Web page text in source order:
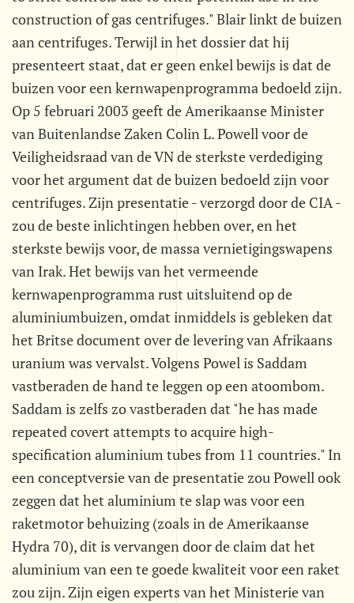
construction of gas centrifuges." Blair linkt de buizen
aan centrifuges. Terwijl in het dossier dat hij
presenteert staat, dat er geen enkel bewijs is dat de
buizen voor een kernwapenprogramma bedoeld zijn.
Op 5 februari 2003 geeft de Amerikaanse Minister
van Buitenlandse Zaken Colin L. Powell voor de
Veiligheidsraad van de VN de sterkste verdediging
voor het argument dat de buizen bedoeld zijn voor
centrifuges. Zijn presentatie - verzorgd door de CIA -
zou de beste inlichtingen hebben over, en het
sterkste bewijs voor, de massa vernietigingswapens
van Irak. Het bewijs van het vermeende
kernwapenprogramma rust uitsluitend op de
aluminiumbuizen, omdat inmiddels is gebleken dat
het Britse document over de levering van Afrikaans
uranium was vervalst. Volgens Powel is Saddam
vastberaden de hand te leggen op een atoombom.
Saddam is zelfs zo vastberaden dat "he has made
repeated covert attempts to acquire high-
specification aluminium tubes from 11 countries." In
een conceptversie van de presentatie zou Powell ook
zeggen dat het aluminium te slap was voor een
raketmotor behuizing (zoals in de Amerikaanse
Hydra 70), dit is vervangen door de claim dat het
aluminium van een te goede kwaliteit voor een raket
zou zijn. Zijn eigen experts van het Ministerie van